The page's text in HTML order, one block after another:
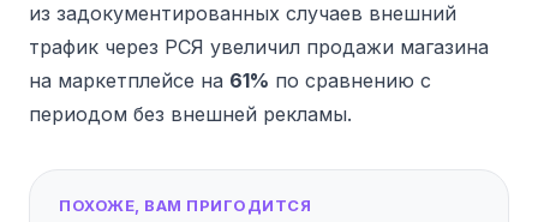
из задокументированных случаев внешний
трафик через РСЯ увеличил продажи магазина
на маркетплейсе на 61% по сравнению с
периодом без внешней рекламы.
ПОХОЖЕ, ВАМ ПРИГОДИТСЯ